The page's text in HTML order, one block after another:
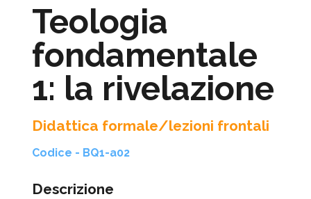
Teologia
fondamentale
1: la rivelazione
Didattica formale/lezioni frontali
Codice - BQ1-a02
Descrizione